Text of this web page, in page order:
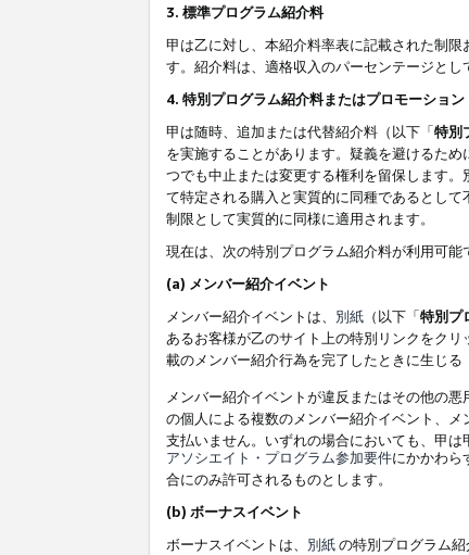
3. 標準プログラム紹介料
甲は乙に対し、本紹介料率表に記載された制限
す。紹介料は、適格収入のパーセンテージとし
4. 特別プログラム紹介料またはプロモーション
甲は随時、追加または代替紹介料（以下「特別
を実施することがあります。疑義を避けるた
つでも中止または変更する権利を留保します
て特定される購入と実質的に同種であるとし
制限として実質的に同様に適用されます。
現在は、次の特別プログラム紹介料が利用可能
(a) メンバー紹介イベント
メンバー紹介イベントは、 別紙 （以下「特別プ
あるお客様が乙のサイト上の特別リンクをク
載のメンバー紹介行為を完了したときに生じる
メンバー紹介イベントが違反またはその他の
の個人による複数のメンバー紹介イベント、
支払いません。いずれの場合においても、甲
アソシエイト・プログラム参加要件にかかわら
合にのみ許可されるものとします。
(b) ボーナスイベント
ボーナスイベントは、 別紙の特別プログラム